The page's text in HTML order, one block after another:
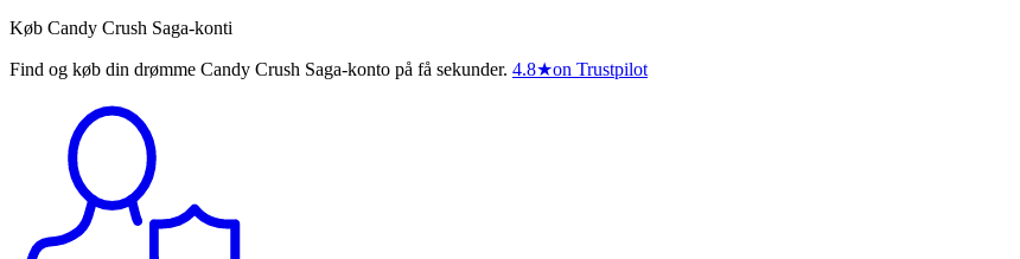
Køb Candy Crush Saga-konti
Find og køb din drømme Candy Crush Saga-konto på få sekunder. 4.8★on Trustpilot